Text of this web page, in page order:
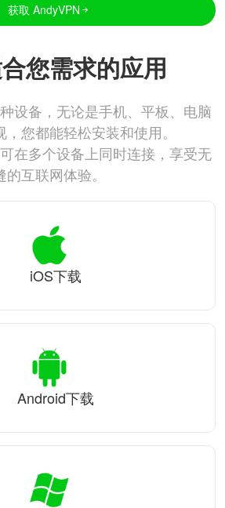
获取 AndyVPN
您需求的应用
设备，无论是手机、平板、电脑
您都能轻松安装和使用。
在多个设备上同时连接，享受无
的互联网体验。
iOS下载
Android下载